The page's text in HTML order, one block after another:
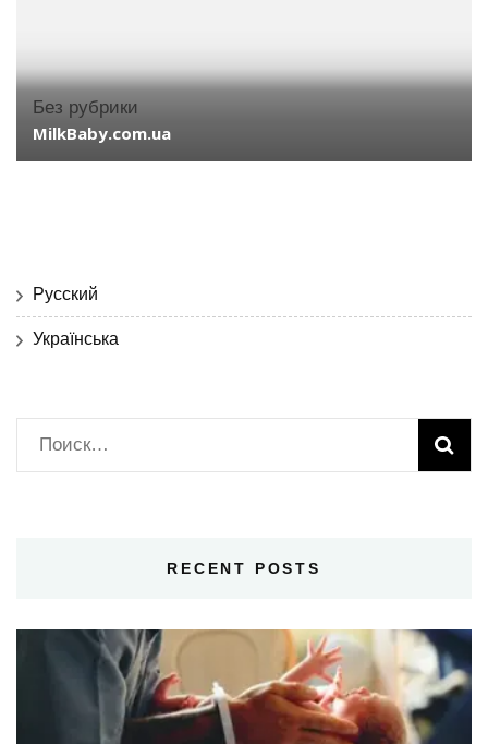
Без рубрики
MilkBaby.com.ua
Русский
Українська
Найти:
RECENT POSTS